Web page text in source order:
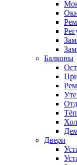
Балконы
Двери